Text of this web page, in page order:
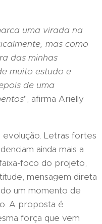
uma virada na
mas como
das minhas
muito estudo e
de uma
", afirma Arielly
evolução. Letras fortes
ainda mais a
foco do projeto,
mensagem direta
um momento de
A proposta é
força que vem